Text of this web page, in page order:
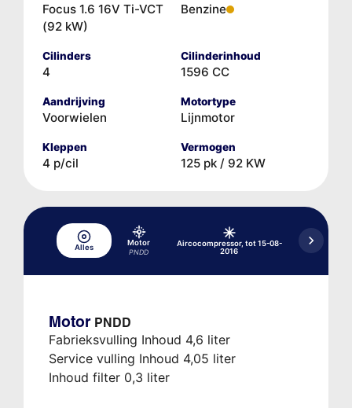
Focus 1.6 16V Ti-VCT
(92 kW)
Benzine
Cilinders
4
Cilinderinhoud
1596 CC
Aandrijving
Voorwielen
Motortype
Lijnmotor
Kleppen
4 p/cil
Vermogen
125 pk / 92 KW
Alles
Motor
PNDD
Aircocompressor, tot 15-08-
2016
Motor PNDD
Fabrieksvulling Inhoud 4,6 liter
Service vulling Inhoud 4,05 liter
Inhoud filter 0,3 liter